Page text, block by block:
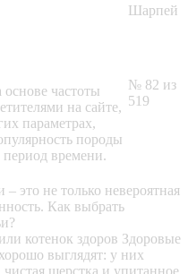
Шарпей
частоты
на сайте,
параметрах,
породы
времени.
№ 82 из
519
это не только невероятная
Как выбрать
котенок здоров Здоровые
выглядят: у них